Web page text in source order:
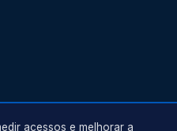
acessos e melhorar a